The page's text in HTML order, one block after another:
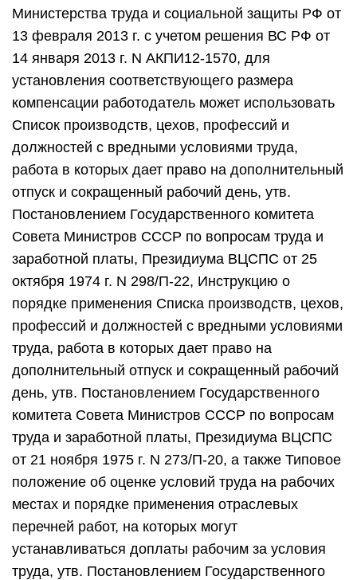
Министерства труда и социальной защиты РФ от
13 февраля 2013 г. с учетом решения ВС РФ от
14 января 2013 г. N АКПИ12-1570, для
установления соответствующего размера
компенсации работодатель может использовать
Список производств, цехов, профессий и
должностей с вредными условиями труда,
работа в которых дает право на дополнительный
отпуск и сокращенный рабочий день, утв.
Постановлением Государственного комитета
Совета Министров СССР по вопросам труда и
заработной платы, Президиума ВЦСПС от 25
октября 1974 г. N 298/П-22, Инструкцию о
порядке применения Списка производств, цехов,
профессий и должностей с вредными условиями
труда, работа в которых дает право на
дополнительный отпуск и сокращенный рабочий
день, утв. Постановлением Государственного
комитета Совета Министров СССР по вопросам
труда и заработной платы, Президиума ВЦСПС
от 21 ноября 1975 г. N 273/П-20, а также Типовое
положение об оценке условий труда на рабочих
местах и порядке применения отраслевых
перечней работ, на которых могут
устанавливаться доплаты рабочим за условия
труда, утв. Постановлением Государственного